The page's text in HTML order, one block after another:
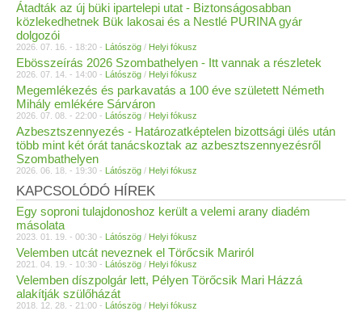
Átadták az új büki ipartelepi utat - Biztonságosabban
közlekedhetnek Bük lakosai és a Nestlé PURINA gyár
dolgozói
2026. 07. 16. - 18:20 - Látószög / Helyi fókusz
Ebösszeírás 2026 Szombathelyen - Itt vannak a részletek
2026. 07. 14. - 14:00 - Látószög / Helyi fókusz
Megemlékezés és parkavatás a 100 éve született Németh
Mihály emlékére Sárváron
2026. 07. 08. - 22:00 - Látószög / Helyi fókusz
Azbesztszennyezés - Határozatképtelen bizottsági ülés után
több mint két órát tanácskoztak az azbesztszennyezésről
Szombathelyen
2026. 06. 18. - 19:30 - Látószög / Helyi fókusz
KAPCSOLÓDÓ HÍREK
Egy soproni tulajdonoshoz került a velemi arany diadém
másolata
2023. 01. 19. - 00:30 - Látószög / Helyi fókusz
Velemben utcát neveznek el Törőcsik Mariról
2021. 04. 19. - 10:30 - Látószög / Helyi fókusz
Velemben díszpolgár lett, Pélyen Törőcsik Mari Házzá
alakítják szülőházát
2018. 12. 28. - 21:00 - Látószög / Helyi fókusz